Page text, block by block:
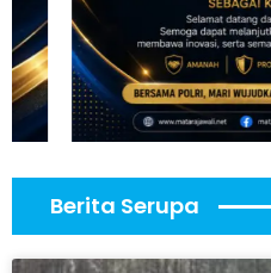
Berita Serupa